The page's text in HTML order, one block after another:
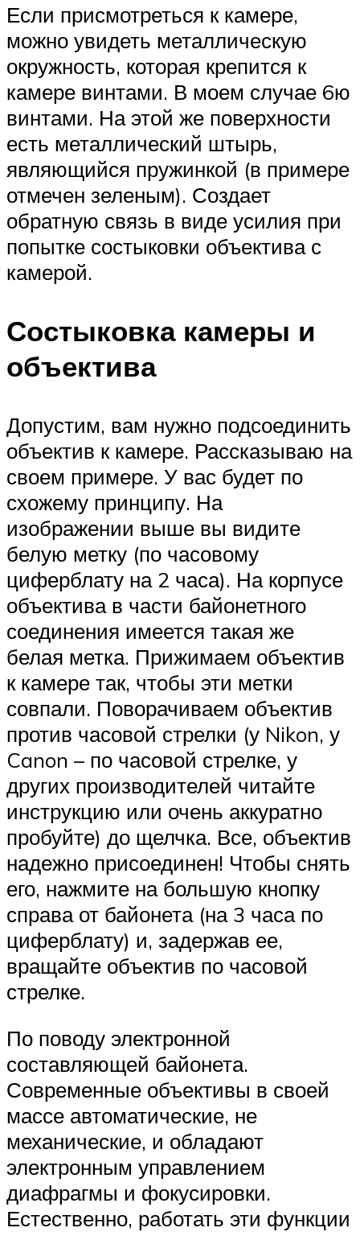
Если присмотреться к камере,
можно увидеть металлическую
окружность, которая крепится к
камере винтами. В моем случае 6ю
винтами. На этой же поверхности
есть металлический штырь,
являющийся пружинкой (в примере
отмечен зеленым). Создает
обратную связь в виде усилия при
попытке состыковки объектива с
камерой.
Состыковка камеры и
объектива
Допустим, вам нужно подсоединить
объектив к камере. Рассказываю на
своем примере. У вас будет по
схожему принципу. На
изображении выше вы видите
белую метку (по часовому
циферблату на 2 часа). На корпусе
объектива в части байонетного
соединения имеется такая же
белая метка. Прижимаем объектив
к камере так, чтобы эти метки
совпали. Поворачиваем объектив
против часовой стрелки (у Nikon, у
Canon – по часовой стрелке, у
других производителей читайте
инструкцию или очень аккуратно
пробуйте) до щелчка. Все, объектив
надежно присоединен! Чтобы снять
его, нажмите на большую кнопку
справа от байонета (на 3 часа по
циферблату) и, задержав ее,
вращайте объектив по часовой
стрелке.
По поводу электронной
составляющей байонета.
Современные объективы в своей
массе автоматические, не
механические, и обладают
электронным управлением
диафрагмы и фокусировки.
Естественно, работать эти функции